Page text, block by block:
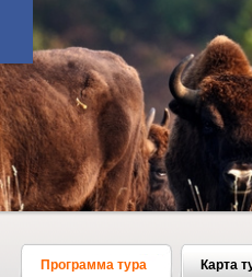
Программа тура Карта